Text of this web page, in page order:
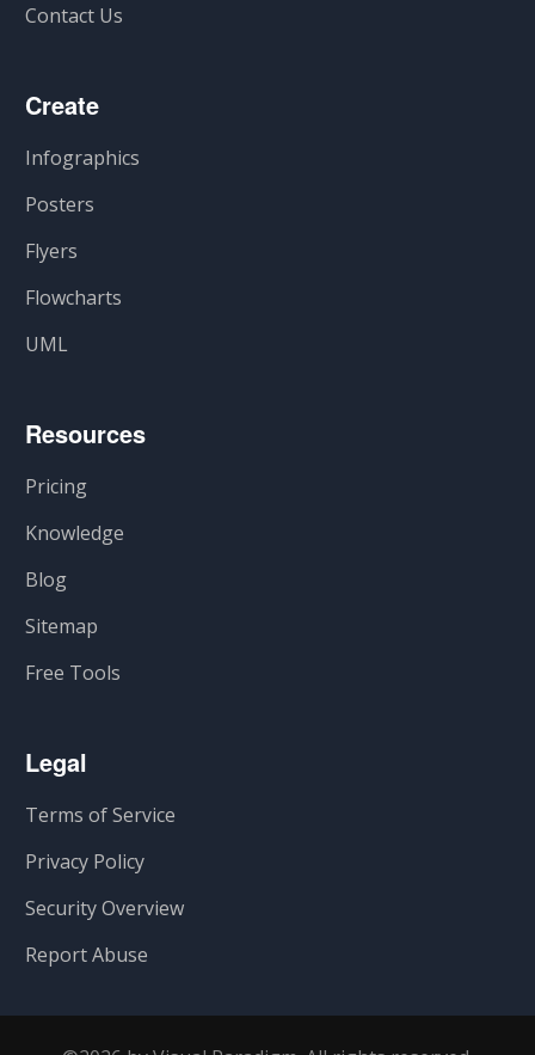
Contact Us
Create
Infographics
Posters
Flyers
Flowcharts
UML
Resources
Pricing
Knowledge
Blog
Sitemap
Free Tools
Legal
Terms of Service
Privacy Policy
Security Overview
Report Abuse